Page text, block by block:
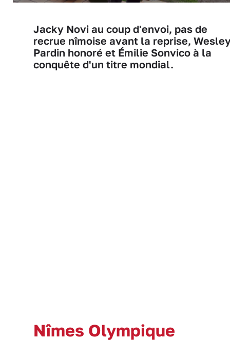
Jacky Novi au coup d'envoi, pas de
recrue nîmoise avant la reprise,
Pardin honoré et Émilie Sonvico à la
conquête d'un titre mondial.
Nîmes Olympique